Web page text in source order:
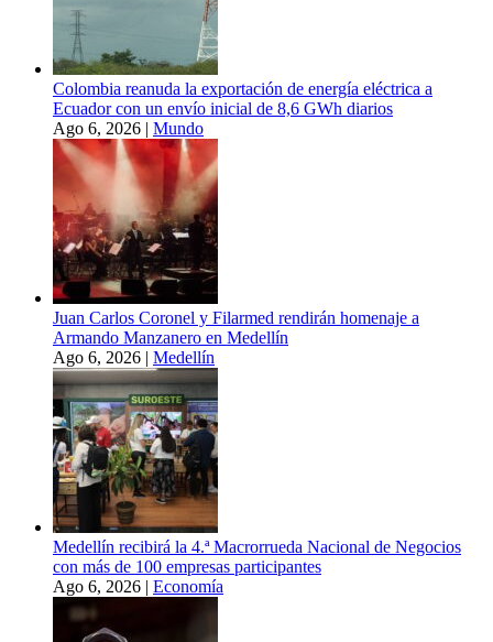
Colombia reanuda la exportación de energía eléctrica a
Ecuador con un envío inicial de 8,6 GWh diarios
Ago 6, 2026 | Mundo
Juan Carlos Coronel y Filarmed rendirán homenaje a
Armando Manzanero en Medellín
Ago 6, 2026 | Medellín
Medellín recibirá la 4.ª Macrorrueda Nacional de Negocios
con más de 100 empresas participantes
Ago 6, 2026 | Economía